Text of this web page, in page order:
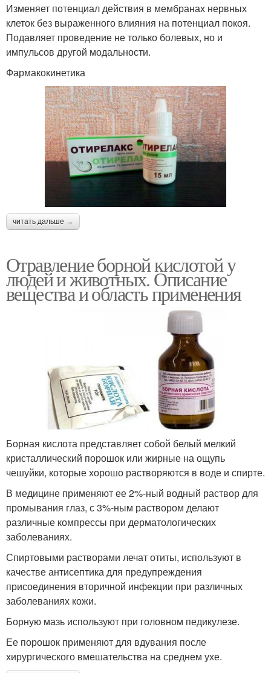
Изменяет потенциал действия в мембранах нервных
клеток без выраженного влияния на потенциал покоя.
Подавляет проведение не только болевых, но и
импульсов другой модальности.
Фармакокинетика
читать дальше →
Отравление борной кислотой у
людей и животных. Описание
вещества и область применения
Борная кислота представляет собой белый мелкий
кристаллический порошок или жирные на ощупь
чешуйки, которые хорошо растворяются в воде и спирте.
В медицине применяют ее 2%-ный водный раствор для
промывания глаз, с 3%-ным раствором делают
различные компрессы при дерматологических
заболеваниях.
Спиртовыми растворами лечат отиты, используют в
качестве антисептика для предупреждения
присоединения вторичной инфекции при различных
заболеваниях кожи.
Борную мазь используют при головном педикулезе.
Ее порошок применяют для вдувания после
хирургического вмешательства на среднем ухе.